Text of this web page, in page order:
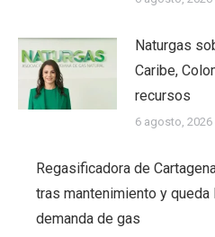
Naturgas
Caribe,
recursos
6 agosto, 2026
Regasificadora de
tras mantenimiento y
demanda de gas